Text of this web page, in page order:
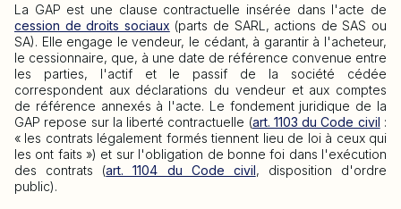
La GAP est une clause contractuelle insérée dans l'acte de
cession de droits sociaux (parts de SARL, actions de SAS ou
SA). Elle engage le vendeur, le cédant, à garantir à l'acheteur,
le cessionnaire, que, à une date de référence convenue entre
les parties, l'actif et le passif de la société cédée
correspondent aux déclarations du vendeur et aux comptes
de référence annexés à l'acte. Le fondement juridique de la
GAP repose sur la liberté contractuelle (art. 1103 du Code civil :
« les contrats légalement formés tiennent lieu de loi à ceux qui
les ont faits ») et sur l'obligation de bonne foi dans l'exécution
des contrats (art. 1104 du Code civil, disposition d'ordre
public).